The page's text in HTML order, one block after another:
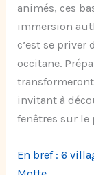
animés, ces
immersion
c’est se priver
occitane.
invitant à
fenêtres sur le
En bref : 6